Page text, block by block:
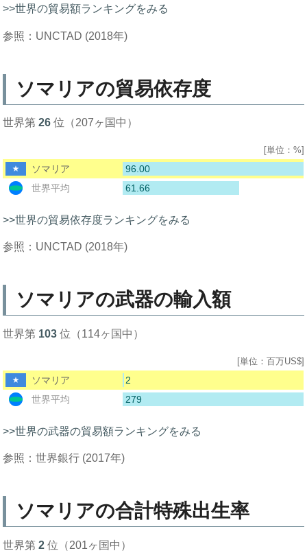
>>世界の貿易額ランキングをみる
参照：UNCTAD (2018年)
ソマリアの貿易依存度
世界第26 位（207ヶ国中）
[単位：%]
ソマリア
96.00
世界平均
61.66
>>世界の貿易依存度ランキングをみる
参照：UNCTAD (2018年)
ソマリアの武器の輸入額
世界第 103 位（114ヶ国中）
[単位：百万US$]
ソマリア
2
世界平均
279
>>世界の武器の貿易額ランキングをみる
参照：世界銀行 (2017年)
ソマリアの合計特殊出生率
世界第2 位（201ヶ国中）